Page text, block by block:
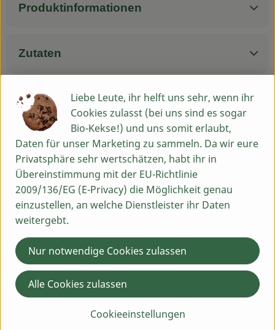
Produktinformationen
Zutaten
Nährwert-Info
Produktdatenblatt
Herkunft
Hersteller: SFH
Diverse
Schnitzer GLUTENFREIHEIT
Liebe Leute, ihr helft uns sehr, wenn ihr
Cookies zulasst (bei uns sind es sogar
Bio-Kekse!) und uns somit erlaubt,
Daten für unser Marketing zu sammeln. Da wir eure
Privatsphäre sehr wertschätzen, habt ihr in
Übereinstimmung mit der EU-Richtlinie
2009/136/EG (E-Privacy) die Möglichkeit genau
einzustellen, an welche Dienstleister ihr Daten
weitergebt.
Cookieeinstellungen
Nur notwendige Cookies zulassen
Alle Cookies zulassen